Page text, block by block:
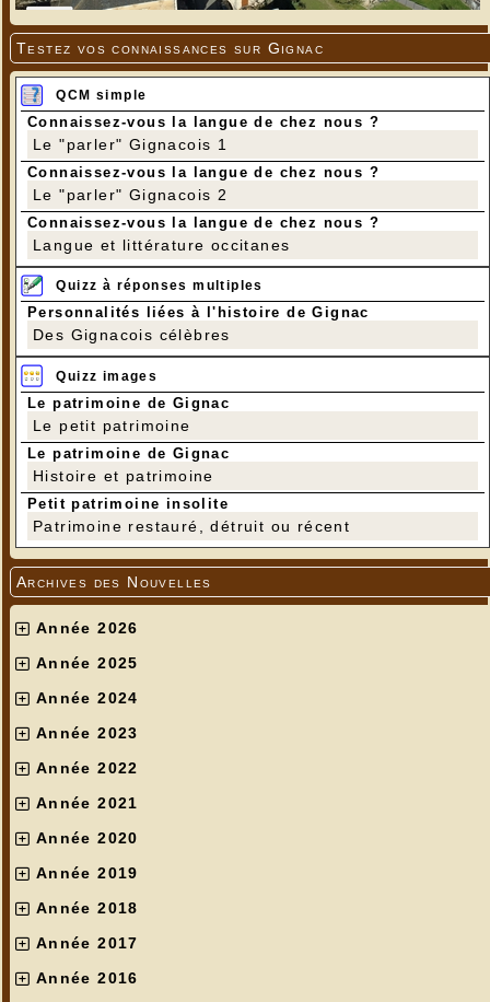
Testez vos connaissances sur Gignac
QCM simple
Connaissez-vous la langue de chez nous ?
Le "parler" Gignacois 1
Connaissez-vous la langue de chez nous ?
Le "parler" Gignacois 2
Connaissez-vous la langue de chez nous ?
Langue et littérature occitanes
Quizz à réponses multiples
Personnalités liées à l'histoire de Gignac
Des Gignacois célèbres
Quizz images
Le patrimoine de Gignac
Le petit patrimoine
Le patrimoine de Gignac
Histoire et patrimoine
Petit patrimoine insolite
Patrimoine restauré, détruit ou récent
Archives des Nouvelles
Année 2026
Année 2025
Année 2024
Année 2023
Année 2022
Année 2021
Année 2020
Année 2019
Année 2018
Année 2017
Année 2016